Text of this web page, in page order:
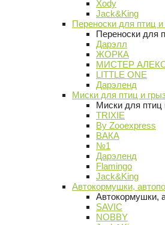
Xody
Jack&King
Переноски для птиц и
Переноски для
Дарэлл
ЖОРКА
МИСТЕР
LITTLE ONE
Дарэленд
Миски для птиц и
Миски для птиц
TRIXIE
By Zooexpress
ВАКА
№1
Дарэленд
Flamingo
Jack&King
Автокормушки,
Автокормушки,
SAVIC
NOBBY